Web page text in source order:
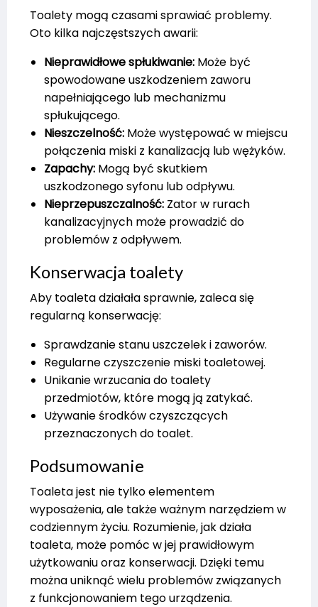
Toalety mogą czasami sprawiać problemy.
Oto kilka najczęstszych awarii:
Nieprawidłowe spłukiwanie: Może być
spowodowane uszkodzeniem zaworu
napełniającego lub mechanizmu
spłukującego.
Nieszczelność: Może występować w miejscu
połączenia miski z kanalizacją lub wężyków.
Zapachy: Mogą być skutkiem
uszkodzonego syfonu lub odpływu.
Nieprzepuszczalność: Zator w rurach
kanalizacyjnych może prowadzić do
problemów z odpływem.
Konserwacja toalety
Aby toaleta działała sprawnie, zaleca się
regularną konserwację:
Sprawdzanie stanu uszczelek i zaworów.
Regularne czyszczenie miski toaletowej.
Unikanie wrzucania do toalety
przedmiotów, które mogą ją zatykać.
Używanie środków czyszczących
przeznaczonych do toalet.
Podsumowanie
Toaleta jest nie tylko elementem
wyposażenia, ale także ważnym narzędziem w
codziennym życiu. Rozumienie, jak działa
toaleta, może pomóc w jej prawidłowym
użytkowaniu oraz konserwacji. Dzięki temu
można uniknąć wielu problemów związanych
z funkcjonowaniem tego urządzenia.